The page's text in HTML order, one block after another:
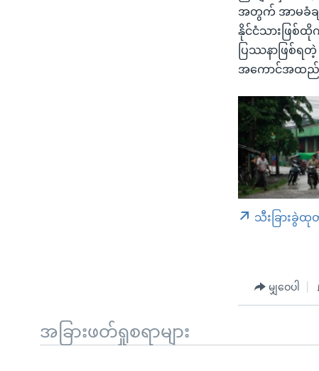
အတွက် အာမခံချ
နိုင်ငံသားဖြစ်
ပြဿနာဖြစ်ရ
အကောင်အထည်ဖ
သီးခြားခွဲ
မျှဝေပါ
အခြားဖတ်ရှုစရာများ